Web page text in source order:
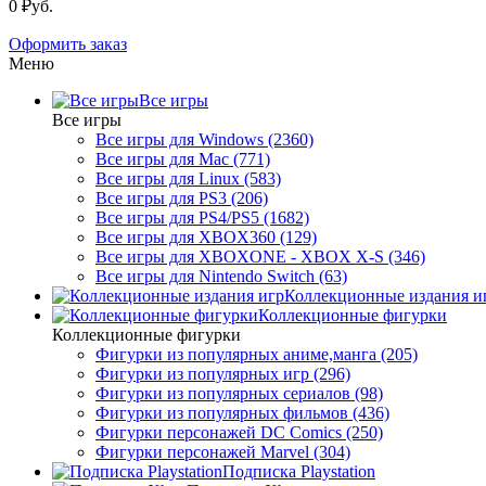
0 ₽уб.
Оформить заказ
Меню
Все игры
Все игры
Все игры для Windows (2360)
Все игры для Mac (771)
Все игры для Linux (583)
Все игры для PS3 (206)
Все игры для PS4/PS5 (1682)
Все игры для XBOX360 (129)
Все игры для XBOXONE - XBOX X-S (346)
Все игры для Nintendo Switch (63)
Коллекционные издания
Коллекционные фигурки
Коллекционные фигурки
Фигурки из популярных аниме,манга (205)
Фигурки из популярных игр (296)
Фигурки из популярных сериалов (98)
Фигурки из популярных фильмов (436)
Фигурки персонажей DC Comics (250)
Фигурки персонажей Marvel (304)
Подписка Playstation